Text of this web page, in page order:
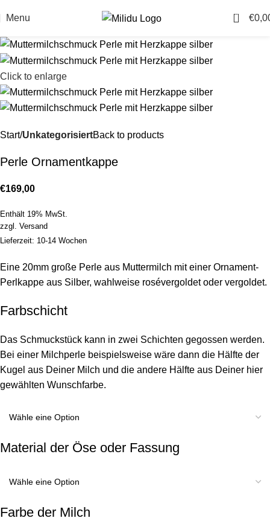
Menu 0 €
Click to enlarge
Start UnkategorisiertBack to products
Perle Ornamentkappe
€169,00
Enthält 19% MwSt.
zzgl. Versand
Lieferzeit: 10-14 Wochen
Eine 20mm große Perle aus Muttermilch mit einer Ornament-
Perlkappe aus Silber, wahlweise rosévergoldet oder vergoldet.
Farbschicht
Das Schmuckstück kann in zwei Schichten gegossen werden.
Bei einer Milchperle beispielsweise wäre dann die Hälfte der
Kugel aus Deiner Milch und die andere Hälfte aus Deiner hier
gewählten Wunschfarbe.
Material der Öse oder Fassung
Farbe der Milch